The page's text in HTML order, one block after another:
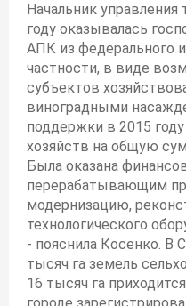
Начальник
году оказывалась
АПК из федерального
частности, в виде
субъектов
виноградными
поддержки в 2015
хозяйств на общую
Была оказана
перерабатывающим
модернизацию,
технологического
- пояснила Косенко. В
тысяч га земель
16 тысяч га